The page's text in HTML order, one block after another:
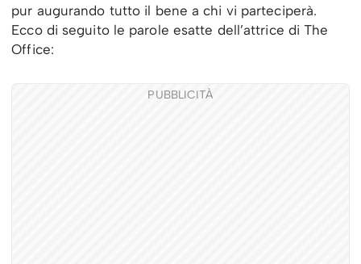
pur augurando tutto il bene a chi vi parteciperà.
Ecco di seguito le parole esatte dell’attrice di The
Office:
PUBBLICITÀ